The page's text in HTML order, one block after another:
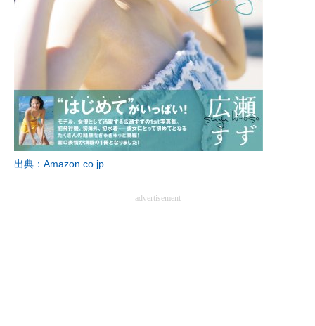
出典：Amazon.co.jp
advertisement